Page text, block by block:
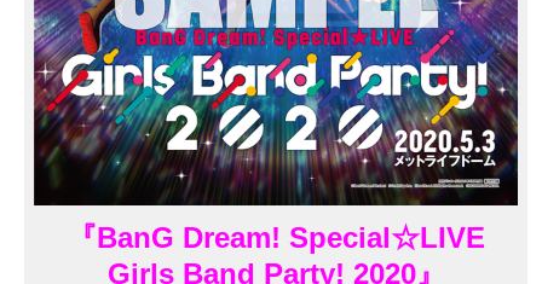
『BanG Dream! Special☆LIVE
Girls Band Party! 2020』